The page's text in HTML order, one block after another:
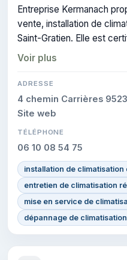
Entreprise Kermanach
vente, installation de
Saint-Gratien. Elle est
sur les interventions
Voir plus
ADRESSE
4 chemin Carrières
Site web
TÉLÉPHONE
06 10 08 54 75
installation de
entretien de climatisation
mise en service de
dépannage de climatisation